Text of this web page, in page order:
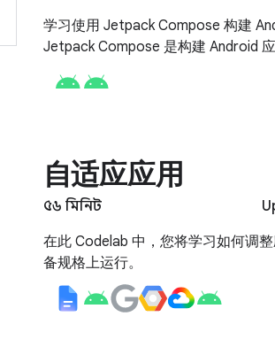
学习使用 Jetpack Compose 构建
Jetpack Compose 是构建 Android
自适应应用
৫৬ মিনিট
在此 Codelab 中，您将学习如何调
备规格上运行。